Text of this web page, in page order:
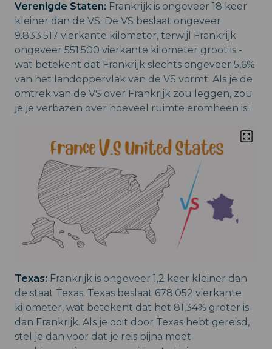
Verenigde Staten: Frankrijk is ongeveer 18 keer
kleiner dan de VS. De VS beslaat ongeveer
9.833.517 vierkante kilometer, terwijl Frankrijk
ongeveer 551.500 vierkante kilometer groot is -
wat betekent dat Frankrijk slechts ongeveer 5,6%
van het landoppervlak van de VS vormt. Als je de
omtrek van de VS over Frankrijk zou leggen, zou
je je verbazen over hoeveel ruimte eromheen is!
Texas: Frankrijk is ongeveer 1,2 keer kleiner dan
de staat Texas. Texas beslaat 678.052 vierkante
kilometer, wat betekent dat het 81,34% groter is
dan Frankrijk. Als je ooit door Texas hebt gereisd,
stel je dan voor dat je reis bijna moet